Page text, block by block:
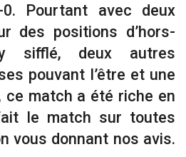
Pourtant avec deux
des positions d’hors-
sifflé, deux autres
pouvant l’être et une
ce match a été riche en
le match sur toutes
vous donnant nos avis.